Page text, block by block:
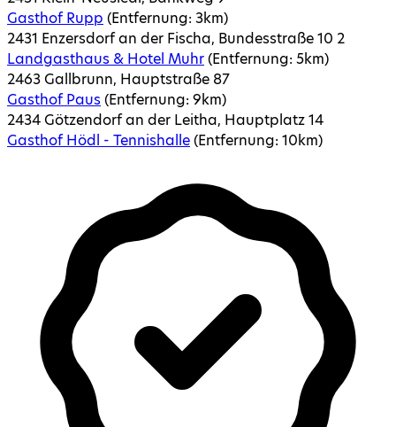
Gasthof Rupp (Entfernung: 3km)
2431 Enzersdorf an der Fischa, Bundesstraße 10 2
Landgasthaus & Hotel Muhr(Entfernung: 5km)
2463 Gallbrunn, Hauptstraße 87
Gasthof Paus(Entfernung: 9km)
2434 Götzendorf an der Leitha, Hauptplatz 14
Gasthof Hödl - Tennishalle(Entfernung: 10km)